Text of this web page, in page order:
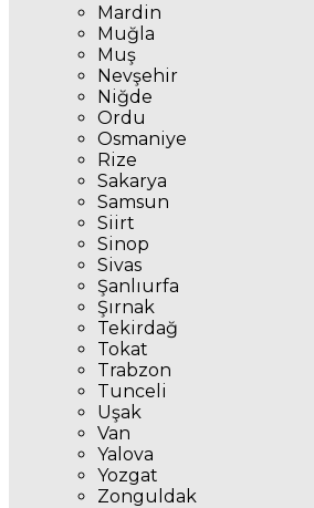
Mardin
Muğla
Muş
Nevşehir
Niğde
Ordu
Osmaniye
Rize
Sakarya
Samsun
Siirt
Sinop
Sivas
Şanlıurfa
Şırnak
Tekirdağ
Tokat
Trabzon
Tunceli
Uşak
Van
Yalova
Yozgat
Zonguldak